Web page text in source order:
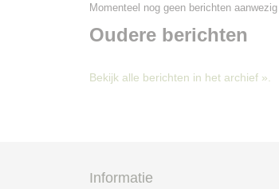
Momenteel nog geen berichten aanwezig
Oudere berichten
Bekijk alle berichten in het archief ».
Informatie